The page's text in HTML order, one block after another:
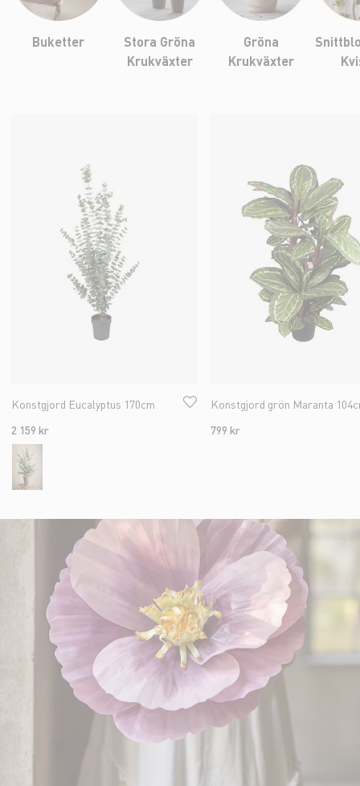
Buketter
Stora Gröna
Krukväxter
Gröna
Krukväxter
Konstgjord Eucalyptus 170cm
2 159 kr
Konstgjord grön Maranta
799 kr